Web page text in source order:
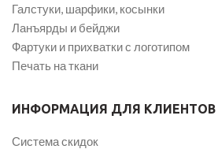
Галстуки, шарфики, косынки
Ланъярды и бейджи
Фартуки и прихватки с логотипом
Печать на ткани
ИНФОРМАЦИЯ ДЛЯ КЛИЕНТОВ
Система скидок